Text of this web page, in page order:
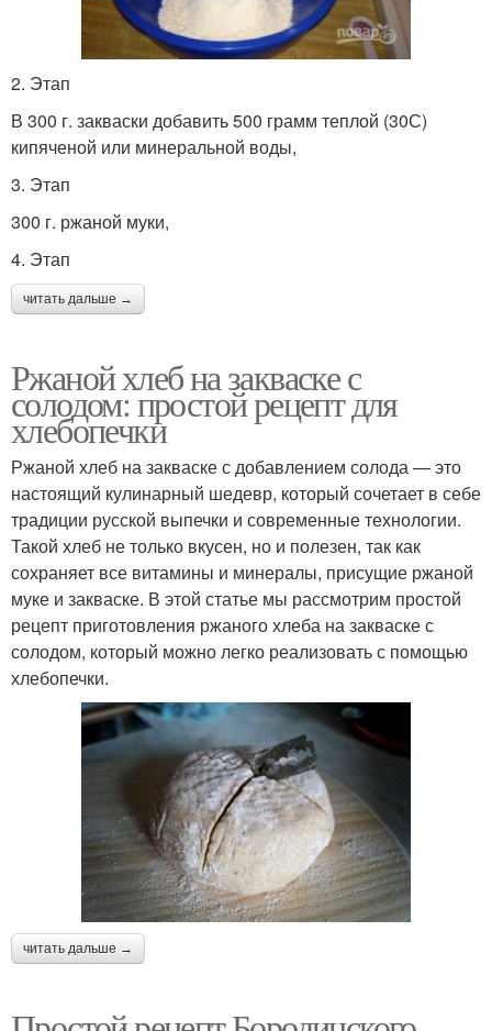
2. Этап
В 300 г. закваски добавить 500 грамм теплой (30С)
кипяченой или минеральной воды,
3. Этап
300 г. ржаной муки,
4. Этап
читать дальше →
Ржаной хлеб на закваске с
солодом: простой рецепт для
хлебопечки
Ржаной хлеб на закваске с добавлением солода — это
настоящий кулинарный шедевр, который сочетает в себе
традиции русской выпечки и современные технологии.
Такой хлеб не только вкусен, но и полезен, так как
сохраняет все витамины и минералы, присущие ржаной
муке и закваске. В этой статье мы рассмотрим простой
рецепт приготовления ржаного хлеба на закваске с
солодом, который можно легко реализовать с помощью
хлебопечки.
читать дальше →